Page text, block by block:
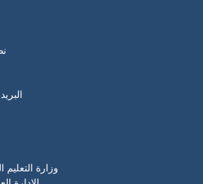
وزارة